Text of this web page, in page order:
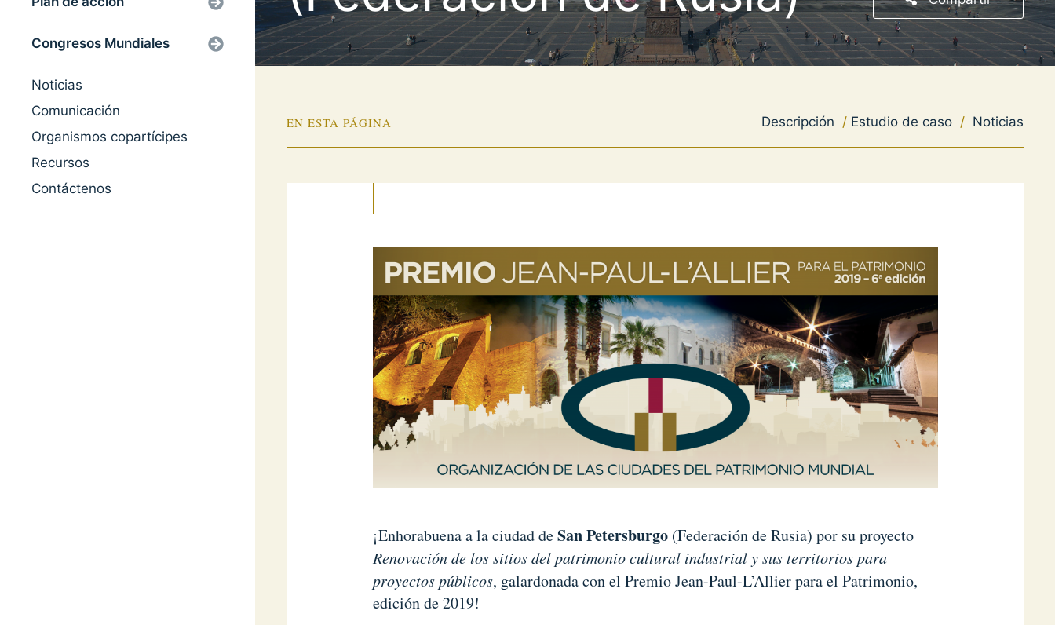
Congresos Mundiales
Noticias
Comunicación
Organismos copartícipes
Recursos
Contáctenos
EN ESTA PÁGINA Descripción / Estudio de caso / Noticias
¡Enhorabuena a la ciudad deSan Petersburgo(Federación de Rusia) por su proyecto
Renovación de los sitios del patrimonio cultural industrial y sus territorios para
proyectos públicos, galardonada con el Premio Jean-Paul-L’Allier para el Patrimonio,
edición de 2019!